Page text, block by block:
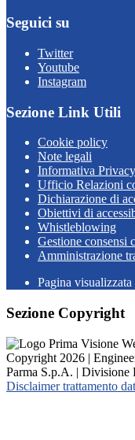
Seguici su
Twitter
Youtube
Instagram
Sezione Link Utili
Cookie policy
Note legali
Informativa Privacy
Ufficio Relazioni
Dichiarazione di
Obiettivi di
Whistleblowing
Gestione consensi
Amministrazione
Pagina visualizzata
Sezione Copyright
Copyright 2026 |
Parma S.p.A. |
Disclaimer trattamento